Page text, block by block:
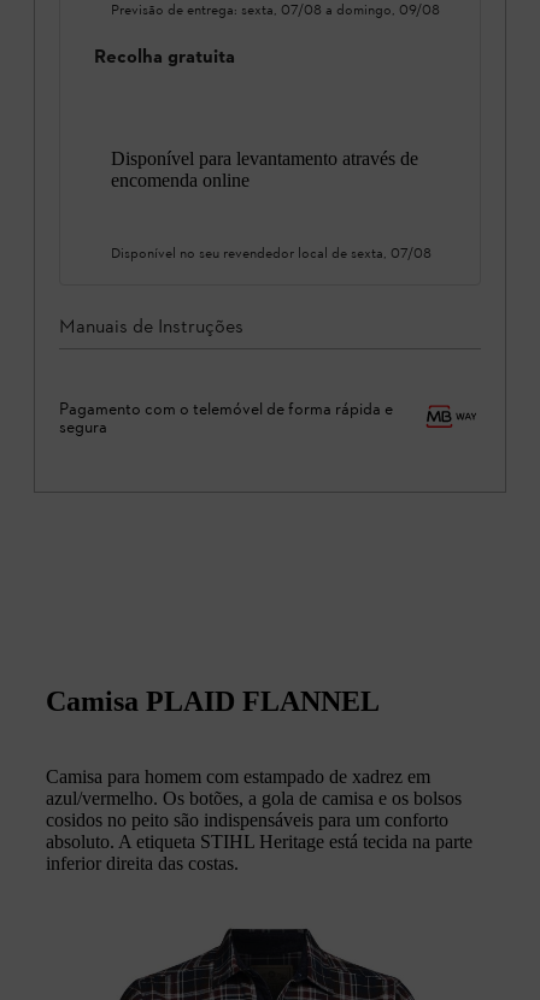
Previsão de entrega: sexta, 07/08 a domingo, 09/08
Recolha gratuita
Disponível para levantamento através de
encomenda online
Disponível no seu revendedor local de sexta, 07/08
Manuais de Instruções
Pagamento com o telemóvel de forma rápida e
segura
Camisa PLAID FLANNEL
Camisa para homem com estampado de xadrez em
azul/vermelho. Os botões, a gola de camisa e os bolsos
cosidos no peito são indispensáveis para um conforto
absoluto. A etiqueta STIHL Heritage está tecida na parte
inferior direita das costas.